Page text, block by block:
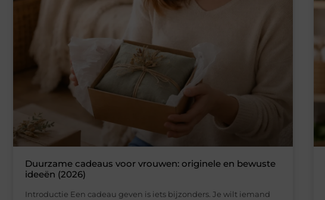
Duurzame cadeaus voor vrouwen: originele en bewuste
ideeën (2026)
Introductie Een cadeau geven is iets bijzonders. Je wilt iemand